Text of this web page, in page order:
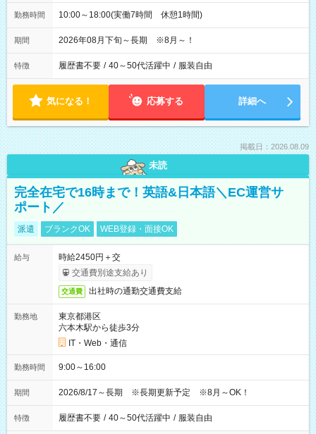
勤務時間 10:00～18:00(実働7時間 休憩1時間)
期間 2026年08月下旬～長期 ※8月～！
特徴 履歴書不要 / 40～50代活躍中 / 服装自由
気になる！ 応募する 詳細へ
掲載日：2026.08.09
未読
完全在宅で16時まで！英語&日本語＼EC運営サ
ポート／
派遣 ブランクOK WEB登録・面接OK
給与
時給2450円＋交
交通費別途支給あり
交通費 出社時の通勤交通費支給
勤務地
東京都港区
六本木駅から徒歩3分
IT・Web・通信
勤務時間 9:00～16:00
期間 2026/8/17～長期 ※長期更新予定 ※8月～OK！
特徴 履歴書不要 / 40～50代活躍中 / 服装自由